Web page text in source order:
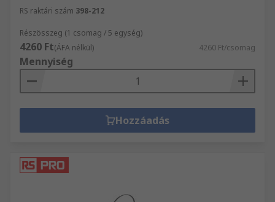
RS raktári szám 398-212
Részösszeg (1 csomag / 5 egység)
4260 Ft(ÁFA nélkül) 4260 Ft/csomag
Mennyiség
Hozzáadás